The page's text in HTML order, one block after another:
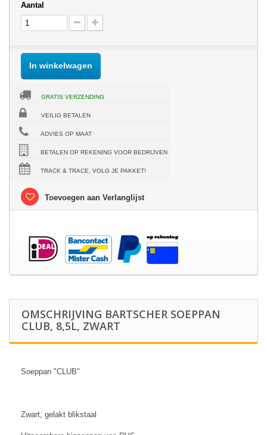
Aantal
In winkelwagen
GRATIS VERZENDING
VEILIG BETALEN
ADVIES OP MAAT
BETALEN OP REKENING VOOR BEDRIJVEN
TRACK & TRACE, VOLG JE PAKKET!
Toevoegen aan Verlanglijst
OMSCHRIJVING BARTSCHER SOEPPAN
CLUB, 8,5L, ZWART
Soeppan "CLUB"
Zwart, gelakt blikstaal